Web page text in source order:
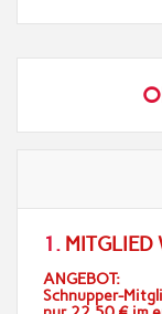
1. MITGLIED
ANGEBOT:
Schnupper-